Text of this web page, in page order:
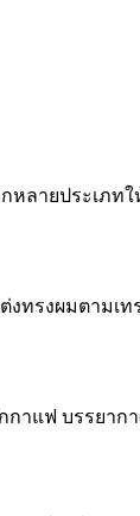
ลายประเภทใ
งทรงผมตามเ
กาแฟ บรรยาก